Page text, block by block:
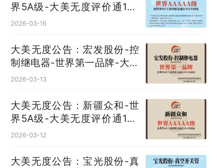
界5A级-大美无度评价通193
国
2026-03-16
大美无度公告：宏发股份-控
制继电器‌-世界第一品牌-大美
无度评价通193国
2026-03-13
大美无度公告：新疆众和-世
界5A级-大美无度评价通193
国
2026-03-12
大美无度公告：宝光股份-真